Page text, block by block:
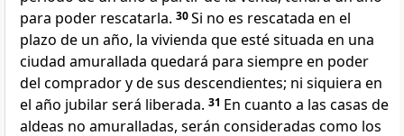
para poder rescatarla. 30Si no es rescatada en el
plazo de un año, la vivienda que esté situada en una
ciudad amurallada quedará para siempre en poder
del comprador y de sus descendientes; ni siquiera en
el año jubilar será liberada. 31 En cuanto a las casas de
aldeas no amuralladas, serán consideradas como los